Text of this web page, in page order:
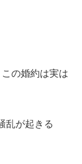
の婚約は実は
乱が起きる